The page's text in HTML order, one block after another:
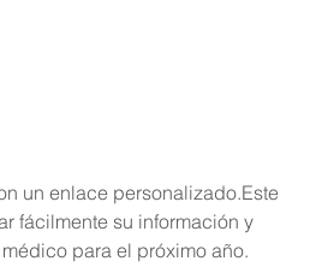
un enlace personalizado.Este
fácilmente su información y
para el próximo año.